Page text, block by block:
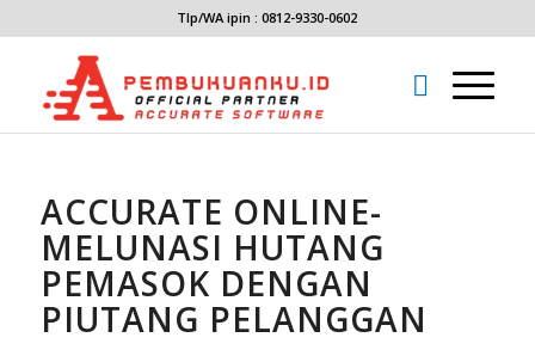
Tlp/WA ipin : 0812-9330-0602
ACCURATE ONLINE-
MELUNASI HUTANG
PEMASOK DENGAN
PIUTANG PELANGGAN